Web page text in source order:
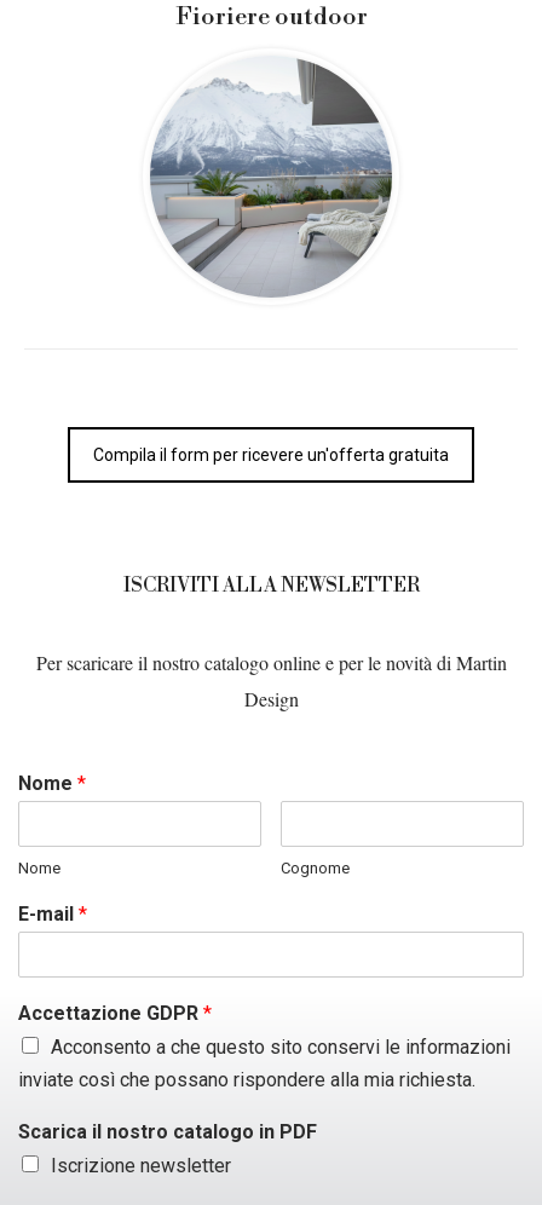
Fioriere outdoor
Compila il form per ricevere un'offerta gratuita
ISCRIVITI ALLA NEWSLETTER
Per scaricare il nostro catalogo online e per le novità di Martin
Design
Nome *
Nome Cognome
E-mail *
Accettazione GDPR *
Acconsento a che questo sito conservi le informazioni
inviate così che possano rispondere alla mia richiesta.
Scarica il nostro catalogo in PDF
Iscrizione newsletter